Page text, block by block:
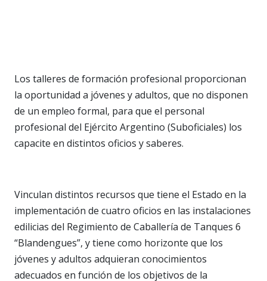
Los talleres de formación profesional proporcionan
la oportunidad a jóvenes y adultos, que no disponen
de un empleo formal, para que el personal
profesional del Ejército Argentino (Suboficiales) los
capacite en distintos oficios y saberes.
Vinculan distintos recursos que tiene el Estado en la
implementación de cuatro oficios en las instalaciones
edilicias del Regimiento de Caballería de Tanques 6
“Blandengues”, y tiene como horizonte que los
jóvenes y adultos adquieran conocimientos
adecuados en función de los objetivos de la